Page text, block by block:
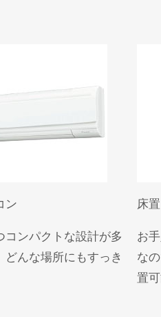
ン
コンパクトな設計が多
どんな場所にもすっき
床
お
な
置可